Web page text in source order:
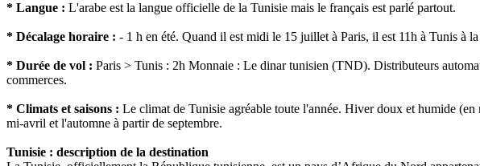
* Langue : L'arabe est la langue officielle de la Tunisie mais le français est parlé partout.
* Décalage horaire : - 1 h en été. Quand il est midi le 15 juillet à Paris, il est 11h à Tunis à
* Durée de vol : Paris > Tunis : 2h Monnaie : Le dinar tunisien (TND). Distributeurs
commerces.
* Climats et saisons : Le climat de Tunisie agréable toute l'année. Hiver doux et humide
mi-avril et l'automne à partir de septembre.
Tunisie : description de la destination